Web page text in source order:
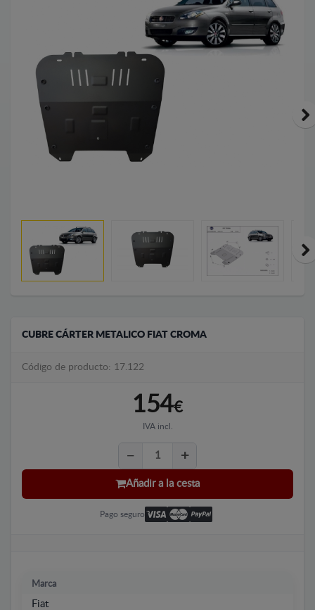
CUBRE CÁRTER METALICO FIAT CROMA
Código de producto: 17.122
154€
IVA incl.
Añadir a la cesta
Pago seguro
Marca
Fiat